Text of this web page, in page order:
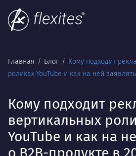
Главная Блог
Кому подходит
роликах YouTube и как на ней
Кому подходит
вертикальных
YouTube и как на